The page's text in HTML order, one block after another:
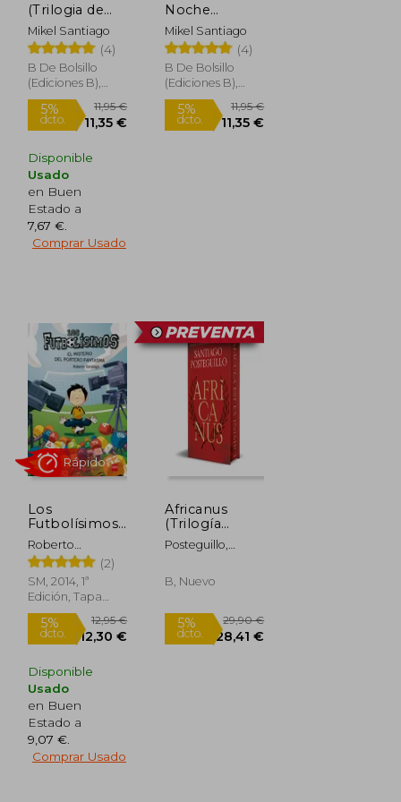
(Trilogia de
Illumbe 1)
Mikel Santiago
(4)
B De Bolsillo
(Ediciones B),
2022, 1 Edición,
Tapa Blanda,
Nuevo
5%
dcto.
11,95 €
11,35 €
Rápido
Disponible
Usado
en Buen
Estado a
7,67 €
Comprar Usado
Noche
(Trilogia de
Illumbe 2)
Mikel Santiago
(4)
B De Bolsillo
(Ediciones B),
2022, 1 Edición,
Tapa Blanda,
Nuevo
5%
dcto.
Los
Futbolísimos
3. El Misterio
del Portero
Fantasma
Roberto
Santiago
(2)
SM, 2014, 1ª
Edición, Tapa
Blanda, Nuevo
Disponible
Usado
en Buen
Estado a
9,07 €
Comprar Usado
Africanus
(Trilogía
Africanus 1)
(en spa)
Posteguillo,
B, Nuevo